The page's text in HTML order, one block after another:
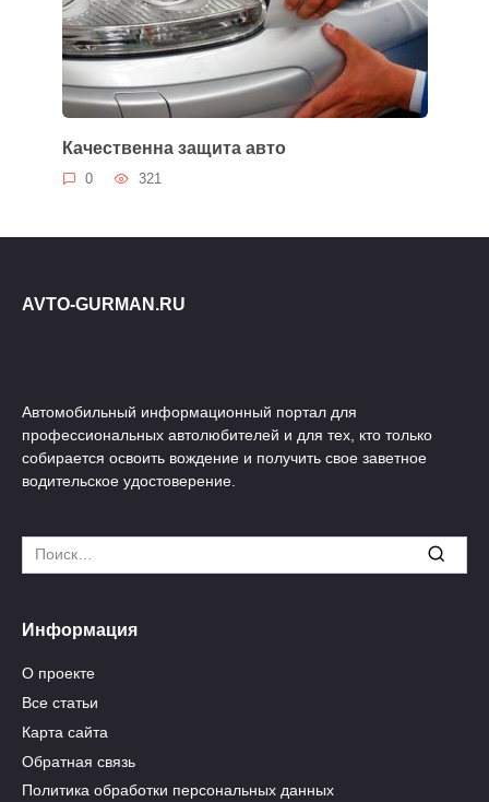
Качественна защита авто
0 321
AVTO-GURMAN.RU
Автомобильный информационный портал для
профессиональных автолюбителей и для тех, кто только
собирается освоить вождение и получить свое заветное
водительское удостоверение.
Search
for:
Информация
О проекте
Все статьи
Карта сайта
Обратная связь
Политика обработки персональных данных